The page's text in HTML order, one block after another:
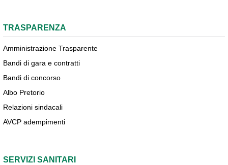
TRASPARENZA
Amministrazione Trasparente
Bandi di gara e contratti
Bandi di concorso
Albo Pretorio
Relazioni sindacali
AVCP adempimenti
SERVIZI SANITARI